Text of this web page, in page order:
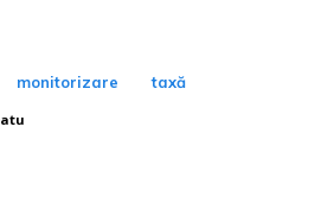
monitorizare taxă